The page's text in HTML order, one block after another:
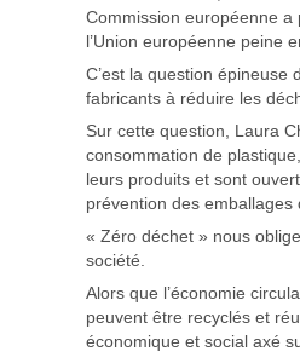
Commission européenne a
l’Union européenne peine
C’est la question
fabricants à réduire les
Sur cette question, Laura
consommation de
leurs produits et sont
prévention des
« Zéro déchet » nous
société.
Alors que l’économie
peuvent être recyclés et
économique et social axé